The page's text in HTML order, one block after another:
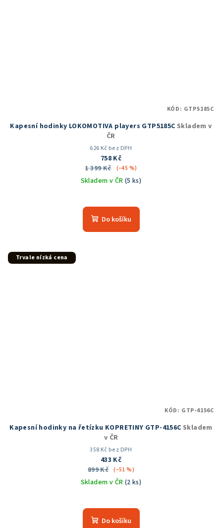
Kapesní hodinky LOKOMOTIVA players GTP5185C Skladem v
ČR
626 Kč bez DPH
758 Kč
1 399 Kč
(–45 %)
Skladem v ČR (5 ks)
hodnocení
produktu
Do košíku
KÓD: GTP5185C
Trvale nízká cena
Kapesní hodinky na řetízku KOPRETINY GTP-4156C Skladem
v ČR
358 Kč bez DPH
433 Kč
899 Kč (–51 %)
Skladem v ČR (2 ks)
hodnocení
produktu
Do košíku
KÓD: GTP-4156C